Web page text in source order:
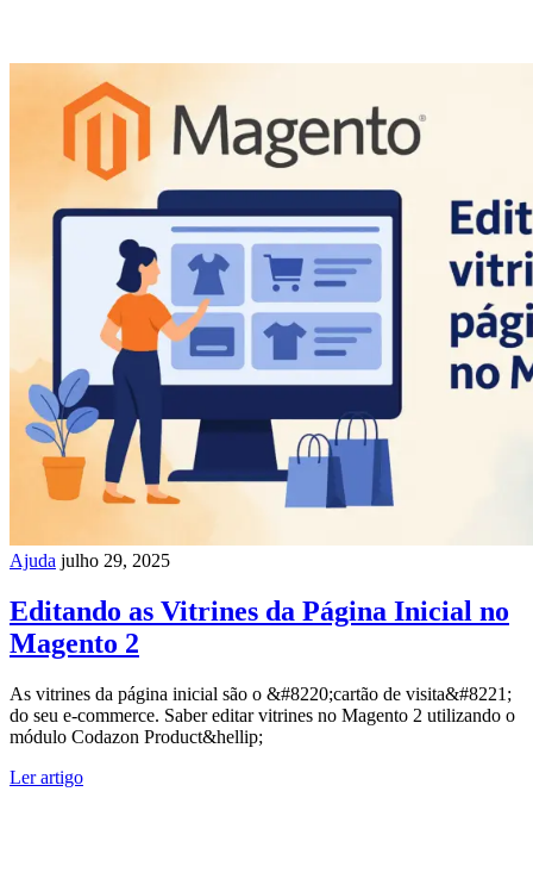
Ajuda julho 29, 2025
Editando as Vitrines da Página Inicial no
Magento 2
As vitrines da página inicial são o &#8220;cartão de visita&#8221;
do seu e-commerce. Saber editar vitrines no Magento 2 utilizando o
módulo Codazon Product&hellip;
Ler artigo